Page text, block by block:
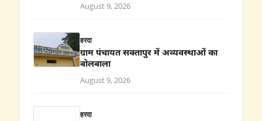
August 9, 2026
हरदा
ग्राम पंचायत सक्तापुर में अव्यवस्थाओं का
बोलबाला
August 9, 2026
हरदा